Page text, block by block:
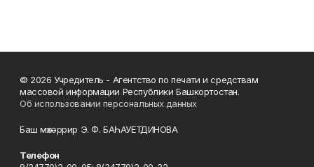
© 2026 Учредитель - Агентство по печати и средствам
массовой информации Республики Башкортостан.
Об использовании персональных данных
Баш мөхәррир Э. Ф. БАҺАУЕТДИНОВА
Телефон